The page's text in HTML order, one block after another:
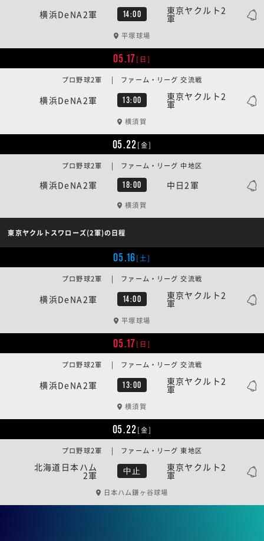
横浜DeNA2軍 14:00 東京ヤクルト2
軍
平塚球場
05.17[日]
横浜DeNA2軍 13:00 東京ヤクルト2
軍
プロ野球2軍 | ファーム・リーグ 交流戦
横須賀
05.22[金]
横浜DeNA2軍 18:00 中日2軍
プロ野球2軍 | ファーム・リーグ 中地区
横須賀
東京ヤクルトスワローズ(2軍)の日程
05.16[土]
横浜DeNA2軍 14:00 東京ヤクルト2
軍
プロ野球2軍 | ファーム・リーグ 交流戦
平塚球場
05.17[日]
横浜DeNA2軍 13:00 東京ヤクルト2
軍
プロ野球2軍 | ファーム・リーグ 交流戦
横須賀
05.22[金]
北海道日本ハム
2軍 中止 東京ヤクルト2
軍
プロ野球2軍 | ファーム・リーグ 東地区
日本ハム鎌ヶ谷球場